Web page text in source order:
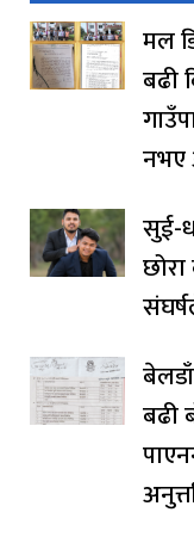
मल
बढी
नभए
सुई-
बढी